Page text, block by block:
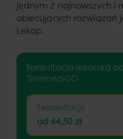
jednym z najnowszych i
obiecujących rozwiązań
Lekap.
Konsultacja lekarska
TelemediGO
1 konsultacja
od 44,50 zł